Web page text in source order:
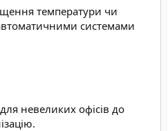
температури чи
системами
невеликих офісів до